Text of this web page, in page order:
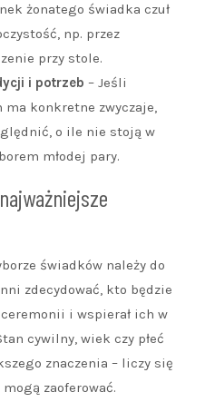
żonatego świadka czuł
np. przez
przy stole.
i potrzeb – Jeśli
konkretne zwyczaje,
o ile nie stoją w
młodej pary.
świadków należy do
zdecydować, kto będzie
i wspierał ich w
cywilny, wiek czy płeć
znaczenia – liczy się
zaoferować.